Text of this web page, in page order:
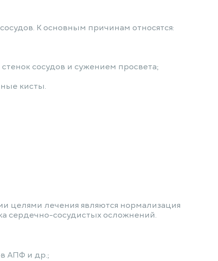
К основным причинам относятся:
сосудов и сужением просвета;
кисты.
целями лечения являются нормализация
сердечно-сосудистых осложнений.
АПФ и др.;